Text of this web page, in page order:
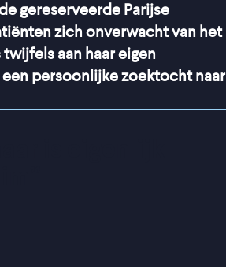
gereserveerde Parijse
zich onverwacht van het
aan haar eigen
persoonlijke zoektocht naar